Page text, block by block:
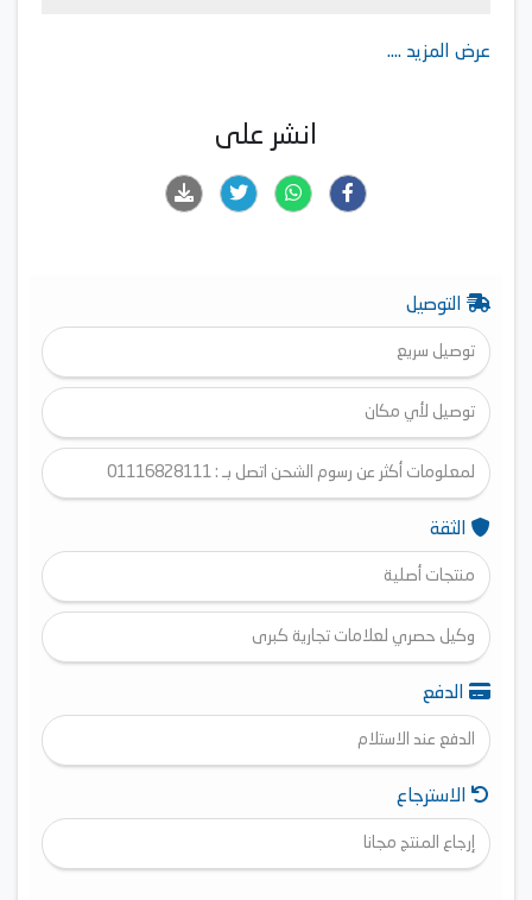
عرض المزيد ....
انشر على
التوصيل
توصيل سريع
توصيل لأي مكان
لمعلومات أكثر عن رسوم الشحن اتصل بـ : 01116828111
الثقة
منتجات أصلية
وكيل حصري لعلامات تجارية كبرى
الدفع
الدفع عند الاستلام
الاسترجاع
إرجاع المنتج مجانا